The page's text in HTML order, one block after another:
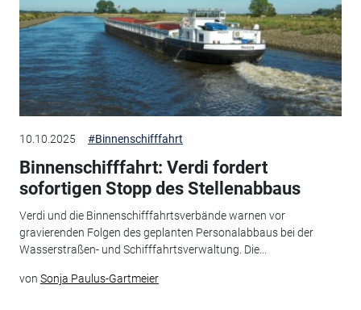
10.10.2025 #Binnenschifffahrt
Binnenschifffahrt: Verdi fordert
sofortigen Stopp des Stellenabbaus
Verdi und die Binnenschifffahrtsverbände warnen vor
gravierenden Folgen des geplanten Personalabbaus bei der
Wasserstraßen- und Schifffahrtsverwaltung. Die...
von Sonja Paulus-Gartmeier